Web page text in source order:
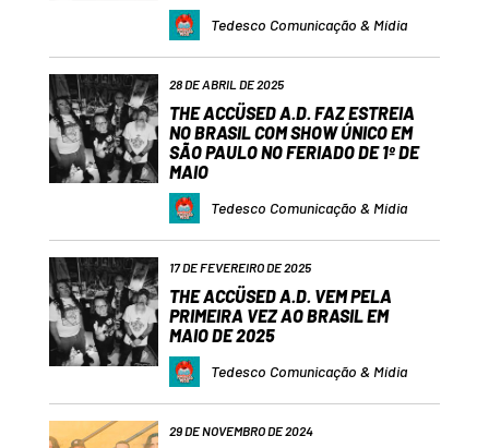
Tedesco Comunicação & Mídia
28 DE ABRIL DE 2025
THE ACCÜSED A.D. FAZ ESTREIA
NO BRASIL COM SHOW ÚNICO EM
SÃO PAULO NO FERIADO DE 1º DE
MAIO
Tedesco Comunicação & Mídia
17 DE FEVEREIRO DE 2025
THE ACCÜSED A.D. VEM PELA
PRIMEIRA VEZ AO BRASIL EM
MAIO DE 2025
Tedesco Comunicação & Mídia
29 DE NOVEMBRO DE 2024